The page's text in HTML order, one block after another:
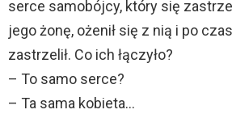
serce samobójcy, który się
jego żonę, ożenił się z nią i po
zastrzelił. Co ich łączyło?
– To samo serce?
– Ta sama kobieta…